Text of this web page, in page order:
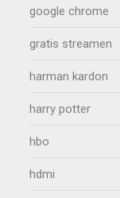
google chrome
gratis streamen
harman kardon
harry potter
hbo
hdmi